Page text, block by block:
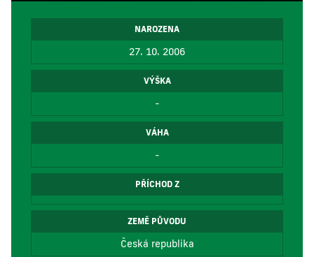
NAROZENA
27. 10. 2006
VÝŠKA
-
VÁHA
-
PŘÍCHOD Z
ZEMĚ PŮVODU
Česká republika